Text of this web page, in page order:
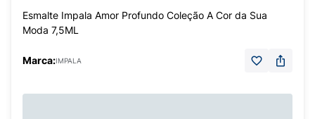
Esmalte Impala Amor Profundo Coleção A Cor da Sua
Moda 7,5ML
Marca:IMPALA